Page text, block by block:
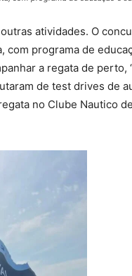
atividades. O
com programa de
a regata de perto,
de test drives de
no Clube Nautico